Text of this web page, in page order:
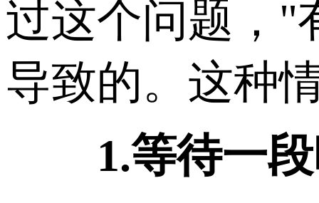
过这个问题，"
导致的。这种
1.等待一